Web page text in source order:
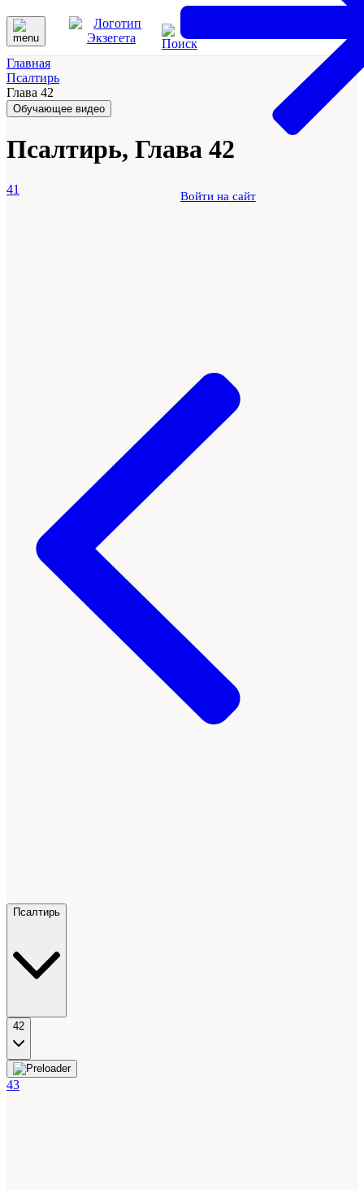
Войти на сайт
Главная
Псалтирь
Глава 42
Обучающее видео
Псалтирь, Глава 42
41
Псалтирь
42
43